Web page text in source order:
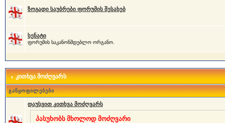
ზოგადი საუბრები ფორუმის შესახებ
სენატი
ფორუმის საკანონმდებლო ორგანო.
კითხვა მოძღვარს
განყოფილებები
დაუსვით კითხვა მოძღვარს
პასუხობს მხოლოდ მოძღვარი